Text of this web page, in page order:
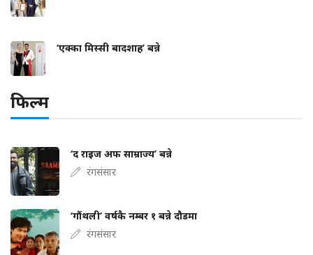
‘एक्का मिस्सी बादशाह’ बन्ने
फिल्म
‘द राइज अफ साम्राज्य’ बन्ने
रंगसंसार
‘गौंथली’ वर्षकै नम्बर १ बन्ने दौडमा
रंगसंसार